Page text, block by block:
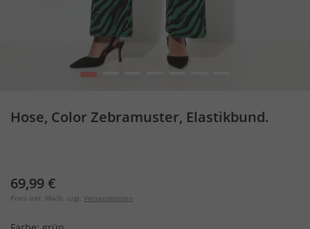
1
Hose, Color Zebramuster, Elastikbund.
69,99 €
Preis inkl. MwSt. zzgl. Versandkosten